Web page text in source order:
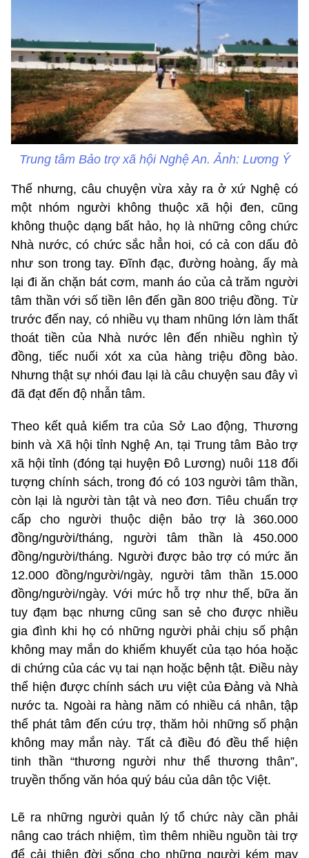
Trung tâm Bảo trợ xã hội Nghệ An. Ảnh: Lương Ý
Thế nhưng, câu chuyện vừa xảy ra ở xứ Nghệ có
một nhóm người không thuộc xã hội đen, cũng
không thuộc dạng bất hảo, họ là những công chức
Nhà nước, có chức sắc hẳn hoi, có cả con dấu đỏ
như son trong tay. Đĩnh đạc, đường hoàng, ấy mà
lại đi ăn chặn bát cơm, manh áo của cả trăm người
tâm thần với số tiền lên đến gần 800 triệu đồng. Từ
trước đến nay, có nhiều vụ tham nhũng lớn làm thất
thoát tiền của Nhà nước lên đến nhiều nghìn tỷ
đồng, tiếc nuối xót xa của hàng triệu đồng bào.
Nhưng thật sự nhói đau lại là câu chuyện sau đây vì
đã đạt đến độ nhẫn tâm.
Theo kết quả kiểm tra của Sở Lao động, Thương
binh và Xã hội tỉnh Nghệ An, tại Trung tâm Bảo trợ
xã hội tỉnh (đóng tại huyện Đô Lương) nuôi 118 đối
tượng chính sách, trong đó có 103 người tâm thần,
còn lại là người tàn tật và neo đơn. Tiêu chuẩn trợ
cấp cho người thuộc diện bảo trợ là 360.000
đồng/người/tháng, người tâm thần là 450.000
đồng/người/tháng. Người được bảo trợ có mức ăn
12.000 đồng/người/ngày, người tâm thần 15.000
đồng/người/ngày. Với mức hỗ trợ như thế, bữa ăn
tuy đạm bạc nhưng cũng san sẻ cho được nhiều
gia đình khi họ có những người phải chịu số phận
không may mắn do khiếm khuyết của tạo hóa hoặc
di chứng của các vụ tai nạn hoặc bệnh tật. Điều này
thể hiện được chính sách ưu việt của Đảng và Nhà
nước ta. Ngoài ra hàng năm có nhiều cá nhân, tập
thể phát tâm đến cứu trợ, thăm hỏi những số phận
không may mắn này. Tất cả điều đó đều thể hiện
tinh thần “thương người như thể thương thân”,
truyền thống văn hóa quý báu của dân tộc Việt.
Lẽ ra những người quản lý tổ chức này cần phải
nâng cao trách nhiệm, tìm thêm nhiều nguồn tài trợ
để cải thiện đời sống cho những người kém may